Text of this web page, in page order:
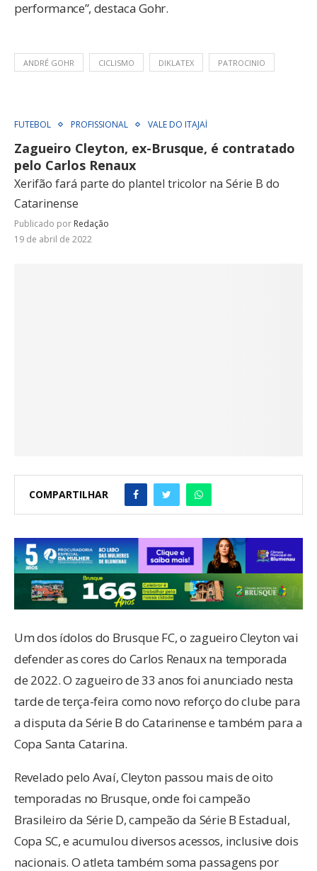
performance”, destaca Gohr.
ANDRÉ GOHR CICLISMO DIKLATEX PATROCINIO
FUTEBOL PROFISSIONAL VALE DO ITAJAÍ
Zagueiro Cleyton, ex-Brusque, é contratado
pelo Carlos Renaux
Xerifão fará parte do plantel tricolor na Série B do
Catarinense
Publicado por Redação
19 de abril de 2022
COMPARTILHAR
Um dos ídolos do Brusque FC, o zagueiro Cleyton vai
defender as cores do Carlos Renaux na temporada
de 2022. O zagueiro de 33 anos foi anunciado nesta
tarde de terça-feira como novo reforço do clube para
a disputa da Série B do Catarinense e também para a
Copa Santa Catarina.
Revelado pelo Avaí, Cleyton passou mais de oito
temporadas no Brusque, onde foi campeão
Brasileiro da Série D, campeão da Série B Estadual,
Copa SC, e acumulou diversos acessos, inclusive dois
nacionais. O atleta também soma passagens por